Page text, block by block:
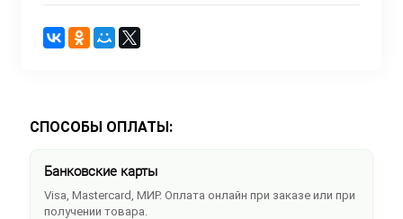
СПОСОБЫ ОПЛАТЫ:
Банковские карты
Visa, Mastercard, МИР. Оплата онлайн при заказе или при
получении товара.